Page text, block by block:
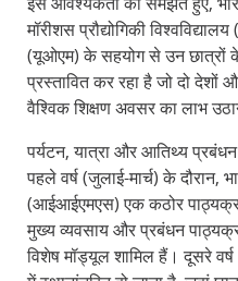
मॉरीशस प्रौद्योगिकी
(यूओएम) के सहयोग से उन छात्रों
प्रस्तावित कर रहा है जो दो
वैश्विक शिक्षण अवसर का लाभ
पर्यटन, यात्रा और आतिथ्य प्रबंधन
पहले वर्ष (जुलाई-मार्च) के दौरान,
(आईआईएमएस) एक कठोर
मुख्य व्यवसाय और प्रबंधन
विशेष मॉड्यूल शामिल हैं। दूसरे